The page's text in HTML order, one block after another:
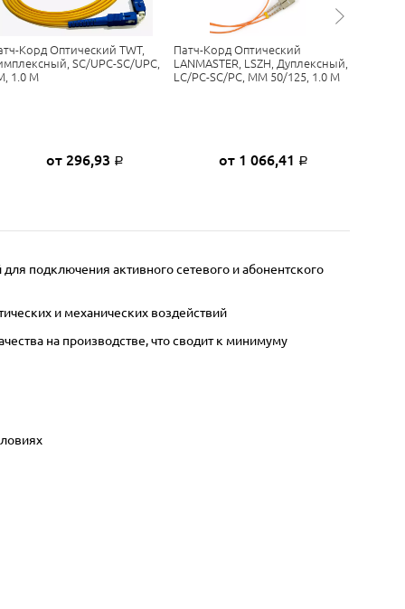
Корд Оптический TWT,
SC/UPC-SC/UPC,
1.0 М
от 296,93 Р
Патч-Корд Оптический
LANMASTER, LSZH, Дуплексный,
LC/PC-SC/PC, MM 50/125, 1.0 М
от 1 066,41 Р
подключения активного сетевого и абонентского
и механических воздействий
на производстве, что сводит к минимуму